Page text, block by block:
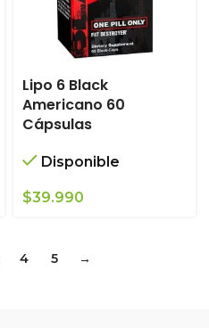
Lipo 6 Black
Americano 60
Cápsulas
Disponible
$39.990
4 5 →